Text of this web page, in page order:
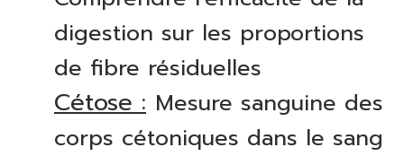
digestion sur les proportions
de fibre résiduelles
Cétose : Mesure sanguine des
corps cétoniques dans le sang